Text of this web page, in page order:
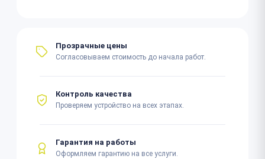
Прозрачные цены
Согласовываем стоимость до начала работ.
Контроль качества
Проверяем устройство на всех этапах.
Гарантия на работы
Оформляем гарантию на все услуги.